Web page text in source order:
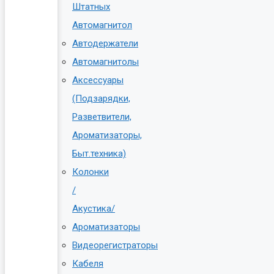
Штатных
Автомагнитол
Автодержатели
Автомагнитолы
Аксессуары
(Подзарядки,
Разветвители,
Ароматизаторы,
Быт.техника)
Колонки
/
Акустика/
Ароматизаторы
Видеорегистраторы
Кабеля